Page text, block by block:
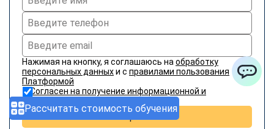
Рассчитать стоимость обучения
Нажимая на кнопку, я соглашаюсь на обработку
персональных данныхи с правилами пользования
Платформой
Согласен на получение информационной и
Отправить
ChatApp